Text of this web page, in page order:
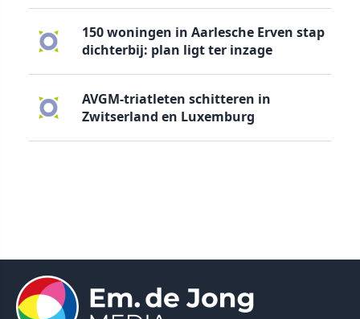
150 woningen in Aarlesche Erven stap
dichterbij: plan ligt ter inzage
AVGM-triatleten schitteren in
Zwitserland en Luxemburg